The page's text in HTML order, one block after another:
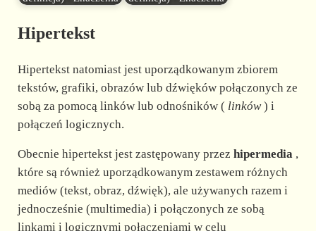
Hipertekst
Hipertekst natomiast jest uporządkowanym zbiorem
tekstów, grafiki, obrazów lub dźwięków połączonych ze
sobą za pomocą linków lub odnośników ( linków) i
połączeń logicznych.
Obecnie hipertekst jest zastępowany przez hipermedia,
które są również uporządkowanym zestawem różnych
mediów (tekst, obraz, dźwięk), ale używanych razem i
jednocześnie (multimedia) i połączonych ze sobą
linkami i logicznymi połączeniami w celu